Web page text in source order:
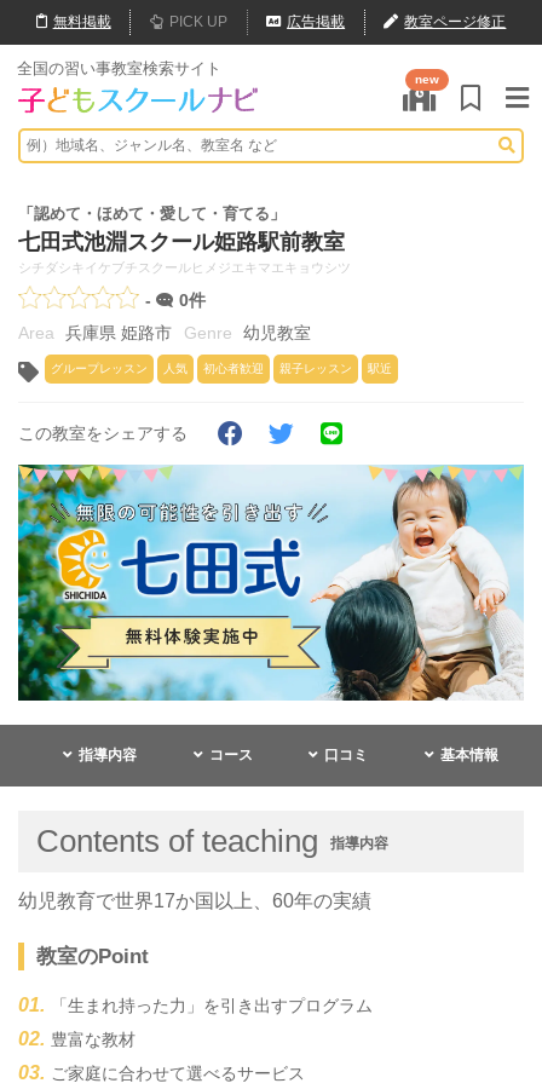
無料掲載 PICK UP 広告掲載 教室ページ修正
全国の習い事教室検索サイト
new
「認めて・ほめて・愛して・育てる」
七田式池淵スクール姫路駅前教室
シチダシキイケブチスクールヒメジエキマエキョウシツ
-
0件
兵庫県 姫路市
幼児教室
グループレッスン 人気 初心者歓迎 親子レッスン 駅近
この教室をシェアする
指導内容 コース 口コミ 基本情報
Contents of teaching 指導内容
幼児教育で世界17か国以上、60年の実績
教室のPoint
「生まれ持った力」を引き出すプログラム
豊富な教材
ご家庭に合わせて選べるサービス